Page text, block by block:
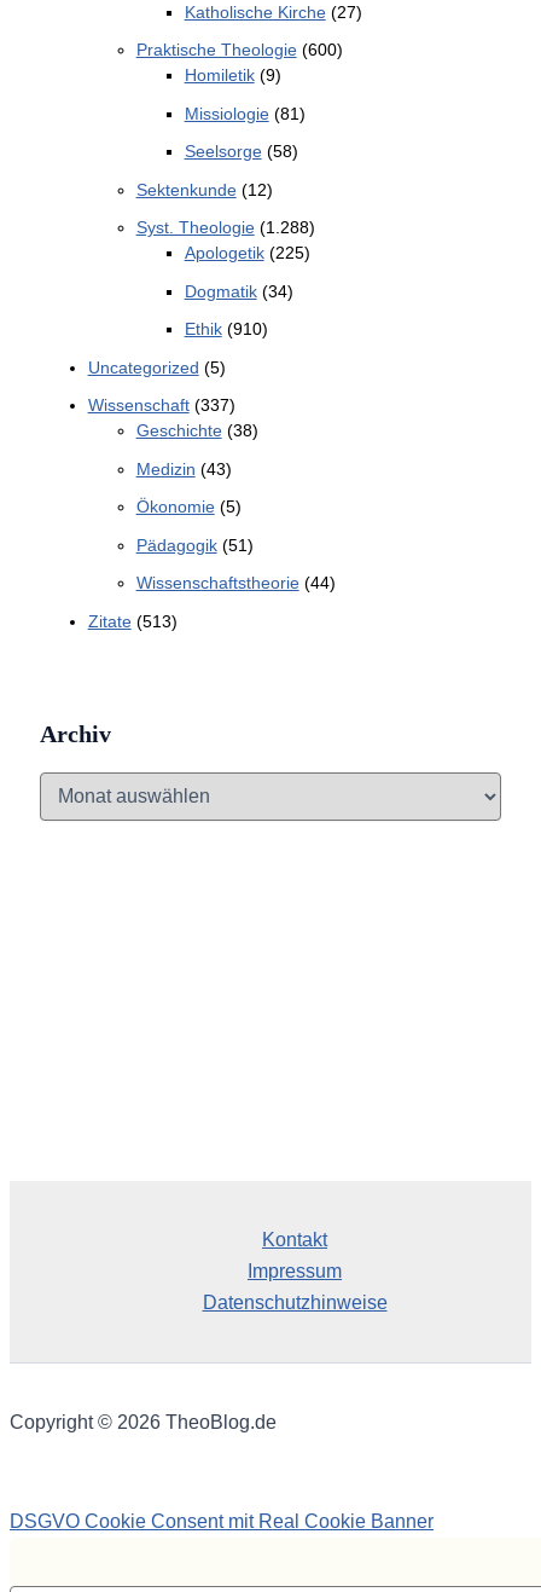
Katholische Kirche(27)
Praktische Theologie(600)
Homiletik(9)
Missiologie(81)
Seelsorge(58)
Sektenkunde(12)
Syst. Theologie(1.288)
Apologetik(225)
Dogmatik(34)
Ethik(910)
Uncategorized (5)
Wissenschaft(337)
Geschichte(38)
Medizin (43)
Ökonomie(5)
Pädagogik(51)
Wissenschaftstheorie(44)
Zitate(513)
Archiv
Kontakt
Impressum
Datenschutzhinweise
Copyright © 2026 TheoBlog.de
DSGVO Cookie Consent mit Real Cookie Banner